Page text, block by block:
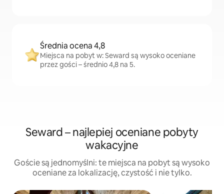
Średnia ocena 4,8
Miejsca na pobyt w: Seward są wysoko oceniane
przez gości – średnio 4,8 na 5.
Seward – najlepiej oceniane pobyty
wakacyjne
Goście są jednomyślni: te miejsca na pobyt są wysoko
oceniane za lokalizację, czystość i nie tylko.